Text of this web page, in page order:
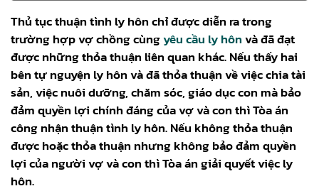
Thủ tục thuận tình ly hôn chỉ được diễn ra trong
trường hợp vợ chồng cùngyêu cầu ly hônvà đã đạt
được những thỏa thuận liên quan khác. Nếu thấy hai
bên tự nguyện ly hôn và đã thỏa thuận về việc chia tài
sản, việc nuôi dưỡng, chăm sóc, giáo dục con mà bảo
đảm quyền lợi chính đáng của vợ và con thì Tòa án
công nhận thuận tình ly hôn. Nếu không thỏa thuận
được hoặc thỏa thuận nhưng không bảo đảm quyền
lợi của người vợ và con thì Tòa án giải quyết việc ly
hôn.